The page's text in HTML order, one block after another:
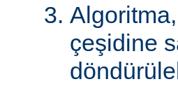
çeşidine